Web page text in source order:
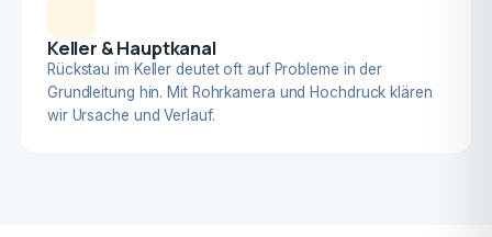
Keller & Hauptkanal
Rückstau im Keller deutet oft auf Probleme in der
Grundleitung hin. Mit Rohrkamera und Hochdruck klären
wir Ursache und Verlauf.